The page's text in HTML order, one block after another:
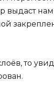
выдаст
то